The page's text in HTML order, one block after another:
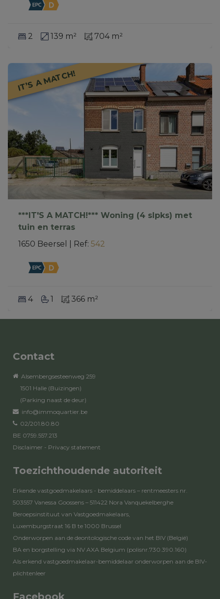
2 139 m² 704 m²
IT’S A MATCH!
***IT'S A MATCH!*** Woning (4 slpks) met
tuin en terras
1650 Beersel
Ref: 542
4 1 366 m²
Contact
Alsembergsesteenweg 259
1501 Halle (Buizingen)
(Parking naast de deur)
info@immoquartier.be
02/201.80.80
BE 0759.557.213
Disclaimer - Privacy statement
Toezichthoudende autoriteit
Erkende vastgoedmakelaars - bemiddelaars – rentmeesters nr.
503557 Vanessa Goossens – 511422 Nora Vanquekelberghe
Beroepsinstituut van Vastgoedmakelaars,
Luxemburgstraat 16 B te 1000 Brussel
Onderworpen aan de deontologische code van het BIV (België)
BA en borgstelling via NV AXA Belgium (polisnr.730.390.160)
Als erkend vastgoedmakelaar-bemiddelaar onderworpen aan de BIV-
plichtenleer
Facebook